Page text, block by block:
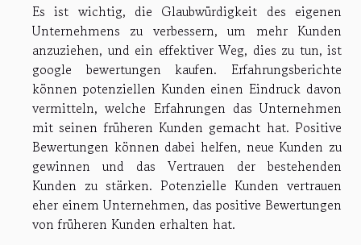
Es ist wichtig, die Glaubwürdigkeit des eigenen
Unternehmens zu verbessern, um mehr Kunden
anzuziehen, und ein effektiver Weg, dies zu tun, ist
google bewertungen kaufen. Erfahrungsberichte
können potenziellen Kunden einen Eindruck davon
vermitteln, welche Erfahrungen das Unternehmen
mit seinen früheren Kunden gemacht hat. Positive
Bewertungen können dabei helfen, neue Kunden zu
gewinnen und das Vertrauen der bestehenden
Kunden zu stärken. Potenzielle Kunden vertrauen
eher einem Unternehmen, das positive Bewertungen
von früheren Kunden erhalten hat.